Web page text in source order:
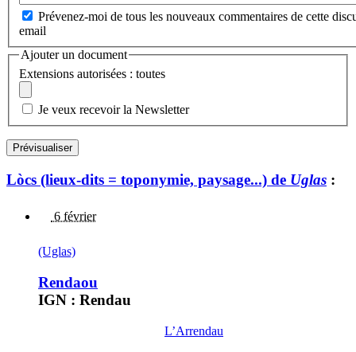
Prévenez-moi de tous les nouveaux commentaires de cette
email
Ajouter un document
Extensions autorisées : toutes
Je veux recevoir la Newsletter
Lòcs (lieux-dits = toponymie, paysage...) de Uglas :
6 février
(Uglas)
Rendaou
IGN : Rendau
L’Arrendau